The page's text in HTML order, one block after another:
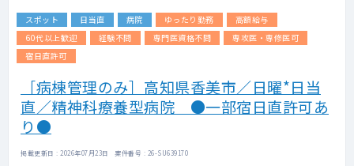
スポット 日当直 病院 ゆったり勤務
高額給与
60代以上歓迎
経験不問 専門医資格不問
専攻医・専修医可
宿日直許可
［病棟管理のみ］高知県香美市／日曜*日当
直／精神科療養型病院 ●一部宿日直許可あ
り●
掲載更新日 : 2026年07月23日 案件番号 : 26-SU639170